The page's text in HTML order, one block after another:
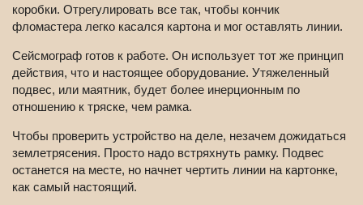
коробки. Отрегулировать все так, чтобы кончик
фломастера легко касался картона и мог оставлять линии.
Сейсмограф готов к работе. Он использует тот же принцип
действия, что и настоящее оборудование. Утяжеленный
подвес, или маятник, будет более инерционным по
отношению к тряске, чем рамка.
Чтобы проверить устройство на деле, незачем дожидаться
землетрясения. Просто надо встряхнуть рамку. Подвес
останется на месте, но начнет чертить линии на картонке,
как самый настоящий.